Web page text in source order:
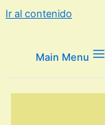
Ir al contenido
Main Menu